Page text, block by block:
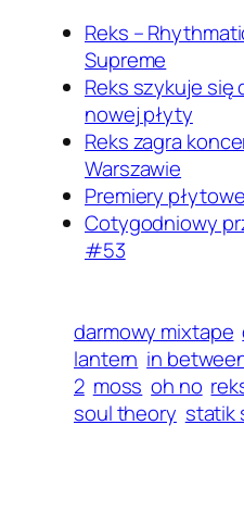
Reks –
Supreme
Reks szykuje się
nowej płyty
Reks zagra
Warszawie
Premiery
Cotygodniowy
#53
darmowy mixtape
lantern in
2 moss oh no
soul theory statik